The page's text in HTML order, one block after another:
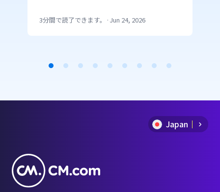
3分間で読了できます。 · Jun 24, 2026
1
Japan